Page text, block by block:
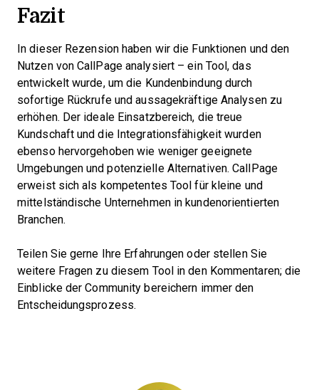
Fazit
In dieser Rezension haben wir die Funktionen und den
Nutzen von CallPage analysiert – ein Tool, das
entwickelt wurde, um die Kundenbindung durch
sofortige Rückrufe und aussagekräftige Analysen zu
erhöhen. Der ideale Einsatzbereich, die treue
Kundschaft und die Integrationsfähigkeit wurden
ebenso hervorgehoben wie weniger geeignete
Umgebungen und potenzielle Alternativen. CallPage
erweist sich als kompetentes Tool für kleine und
mittelständische Unternehmen in kundenorientierten
Branchen.
Teilen Sie gerne Ihre Erfahrungen oder stellen Sie
weitere Fragen zu diesem Tool in den Kommentaren; die
Einblicke der Community bereichern immer den
Entscheidungsprozess.